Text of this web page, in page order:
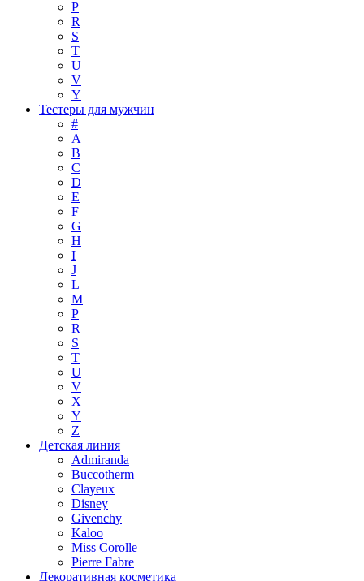
P
R
S
T
U
V
Y
Тестеры для мужчин
#
A
B
C
D
E
F
G
H
I
J
L
M
P
R
S
T
U
V
X
Y
Z
Детская линия
Admiranda
Buccotherm
Clayeux
Disney
Givenchy
Kaloo
Miss Corolle
Pierre Fabre
Декоративная косметика